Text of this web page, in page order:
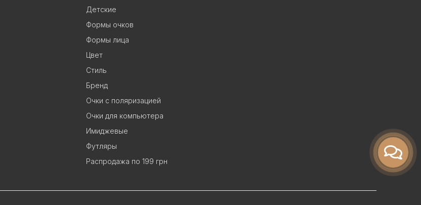
Детские
Формы очков
Формы лица
Цвет
Стиль
Бренд
Очки с поляризацией
Очки для компьютера
Имиджевые
Футляры
Распродажа по 199 грн